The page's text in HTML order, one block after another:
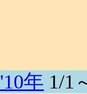
'10年 1/1